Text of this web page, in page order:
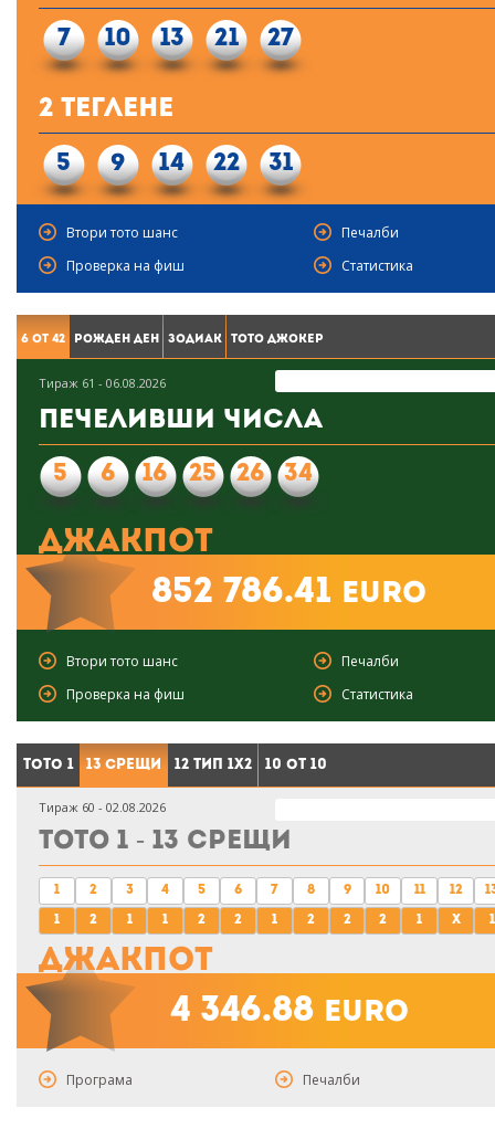
7 10 13 21 27
2 Теглене
5 9 14 22 31
Втори тото шанс
Печалби
Проверка на фиш
Статистика
6 от 42 Рожден ден Зодиак Тото Джокер
Тираж 61 - 06.08.2026
Печеливши числа
5 6 16 25 26 34
Джакпот
852 786.41 euro
Втори тото шанс
Печалби
Проверка на фиш
Статистика
Тото 1 13 срещи 12 тип 1X2 10 от 10
Тираж 60 - 02.08.2026
Тото 1 - 13 срещи
1
1
2
2
3
1
4
1
5
2
6
2
7
1
8
2
9
2
10
2
11
1
12
x 1
Джакпот
4 346.88 euro
Програма Печалби